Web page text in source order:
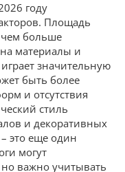
году
Площадь
больше
материалы и
значительную
быть более
и отсутствия
стиль
и декоративных
это еще один
могут
важно учитывать